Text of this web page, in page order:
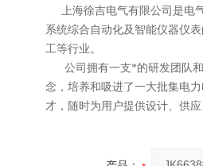
上海徐吉电气有限公司 是电
系统综合自动化及智能仪器仪表
工等行业。
公司拥有一支*的研发团队和
念，培养和吸进了一大批集电
才，随时为用户提供设计、供